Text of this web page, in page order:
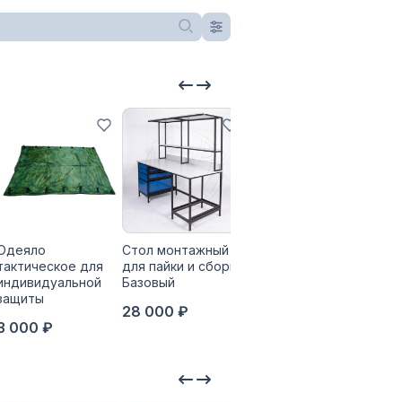
для
000 ₽
Стол монтажный
для пайки и сборки
Базовый
28 000 ₽